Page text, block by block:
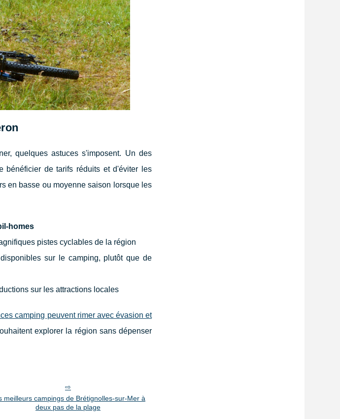
quelques astuces s'imposent. Un des
bénéficier de tarifs réduits et d'éviter les
en basse ou moyenne saison lorsque les
homes
pistes cyclables de la région
sur le camping, plutôt que de
sur les attractions locales
camping peuvent rimer avec évasion et
explorer la région sans dépenser
meilleurs campings de Brétignolles-sur-Mer à
deux pas de la plage